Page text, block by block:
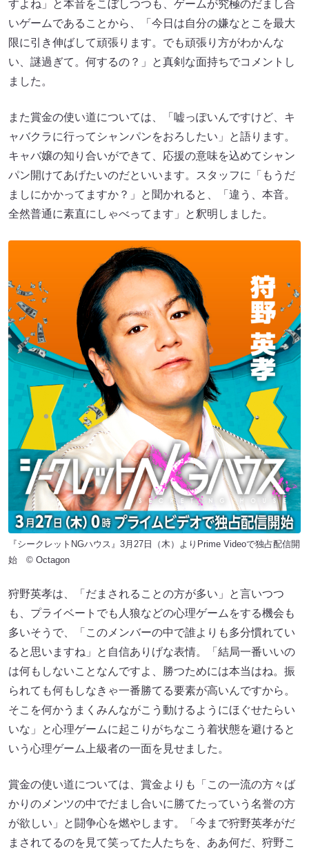
すよね」と本音をこぼしつつも、ゲームが究極のだまし合
いゲームであることから、「今日は自分の嫌なとこを最大
限に引き伸ばして頑張ります。でも頑張り方がわかんな
い、謎過ぎて。何するの？」と真剣な面持ちでコメントし
ました。
また賞金の使い道については、「嘘っぽいんですけど、キ
ャバクラに行ってシャンパンをおろしたい」と語ります。
キャバ嬢の知り合いができて、応援の意味を込めてシャン
パン開けてあげたいのだといいます。スタッフに「もうだ
ましにかかってますか？」と聞かれると、「違う、本音。
全然普通に素直にしゃべってます」と釈明しました。
『シークレットNGハウス』3月27日（木）よりPrime Videoで独占配信開
始 © Octagon
狩野英孝は、「だまされることの方が多い」と言いつつ
も、プライベートでも人狼などの心理ゲームをする機会も
多いそうで、「このメンバーの中で誰よりも多分慣れてい
ると思いますね」と自信ありげな表情。「結局一番いいの
は何もしないことなんですよ、勝つためには本当はね。振
られても何もしなきゃ一番勝てる要素が高いんですから。
そこを何かうまくみんながこう動けるようにほぐせたらい
いな」と心理ゲームに起こりがちなこう着状態を避けると
いう心理ゲーム上級者の一面を見せました。
賞金の使い道については、賞金よりも「この一流の方々ば
かりのメンツの中でだまし合いに勝てたっていう名誉の方
が欲しい」と闘争心を燃やします。「今まで狩野英孝がだ
まされてるのを見て笑ってた人たちを、ああ何だ、狩野こ